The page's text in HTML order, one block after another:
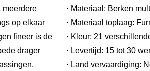
meerdere
op elkaar
fineer is de
drager
· Materiaal: Berken
· Materiaal toplaag:
· Kleur: 21
· Levertijd: 15 tot 30
· Land vervaardiging: